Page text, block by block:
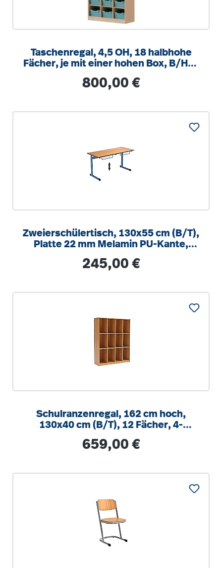
Taschenregal, 4,5 OH, 18 halbhohe
Fächer, je mit einer hohen Box, B/H/T
Regulärer Preis:
800,00 €
Zweierschülertisch, 130x55 cm (B/T),
Platte 22 mm Melamin PU-Kante,
Regulärer Preis:
245,00 €
Schulranzenregal, 162 cm hoch,
130x40 cm (B/T), 12 Fächer, 4-
Regulärer Preis:
659,00 €